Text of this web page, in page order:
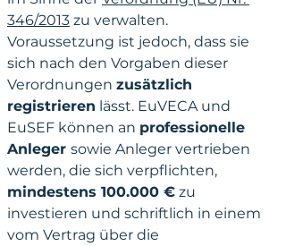
346/2013 zu verwalten.
Voraussetzung ist jedoch, dass sie
sich nach den Vorgaben dieser
Verordnungen zusätzlich
registrieren lässt. EuVECA und
EuSEF können an professionelle
Anleger sowie Anleger vertrieben
werden, die sich verpflichten,
mindestens 100.000 € zu
investieren und schriftlich in einem
vom Vertrag über die